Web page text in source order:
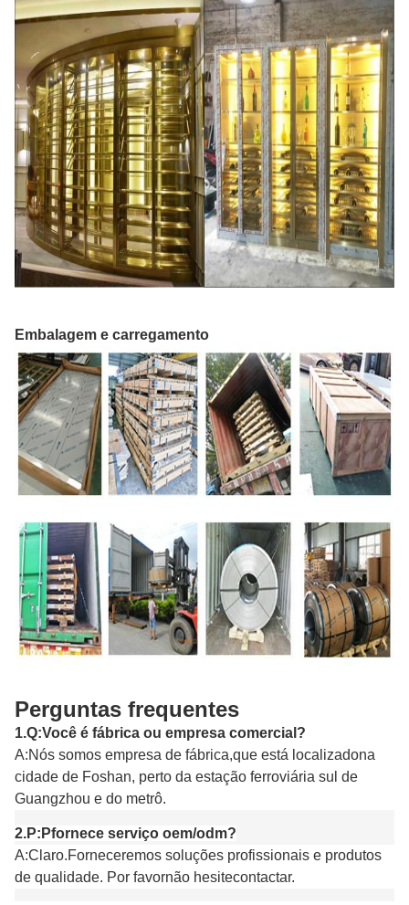
Embalagem e carregamento
Perguntas frequentes
1.Q:Você é fábrica ou empresa comercial?
A:Nós somos empresa de fábrica,que está localizadona
cidade de Foshan, perto da estação ferroviária sul de
Guangzhou e do metrô.
2.P: Pfornece serviço oem/odm?
A:Claro.Forneceremos soluções profissionais e produtos
de qualidade. Por favornão hesitecontactar.